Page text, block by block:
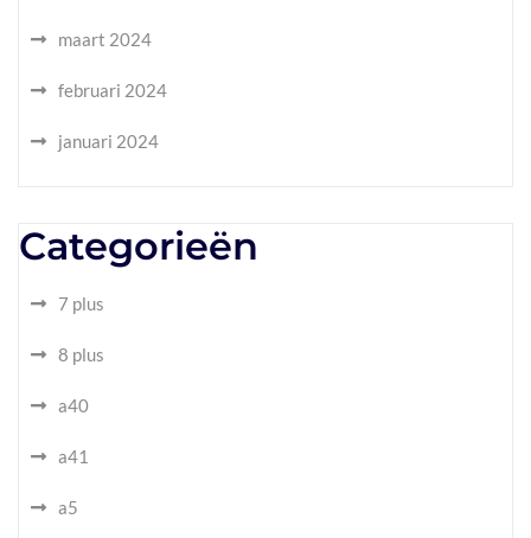
maart 2024
februari 2024
januari 2024
Categorieën
7 plus
8 plus
a40
a41
a5